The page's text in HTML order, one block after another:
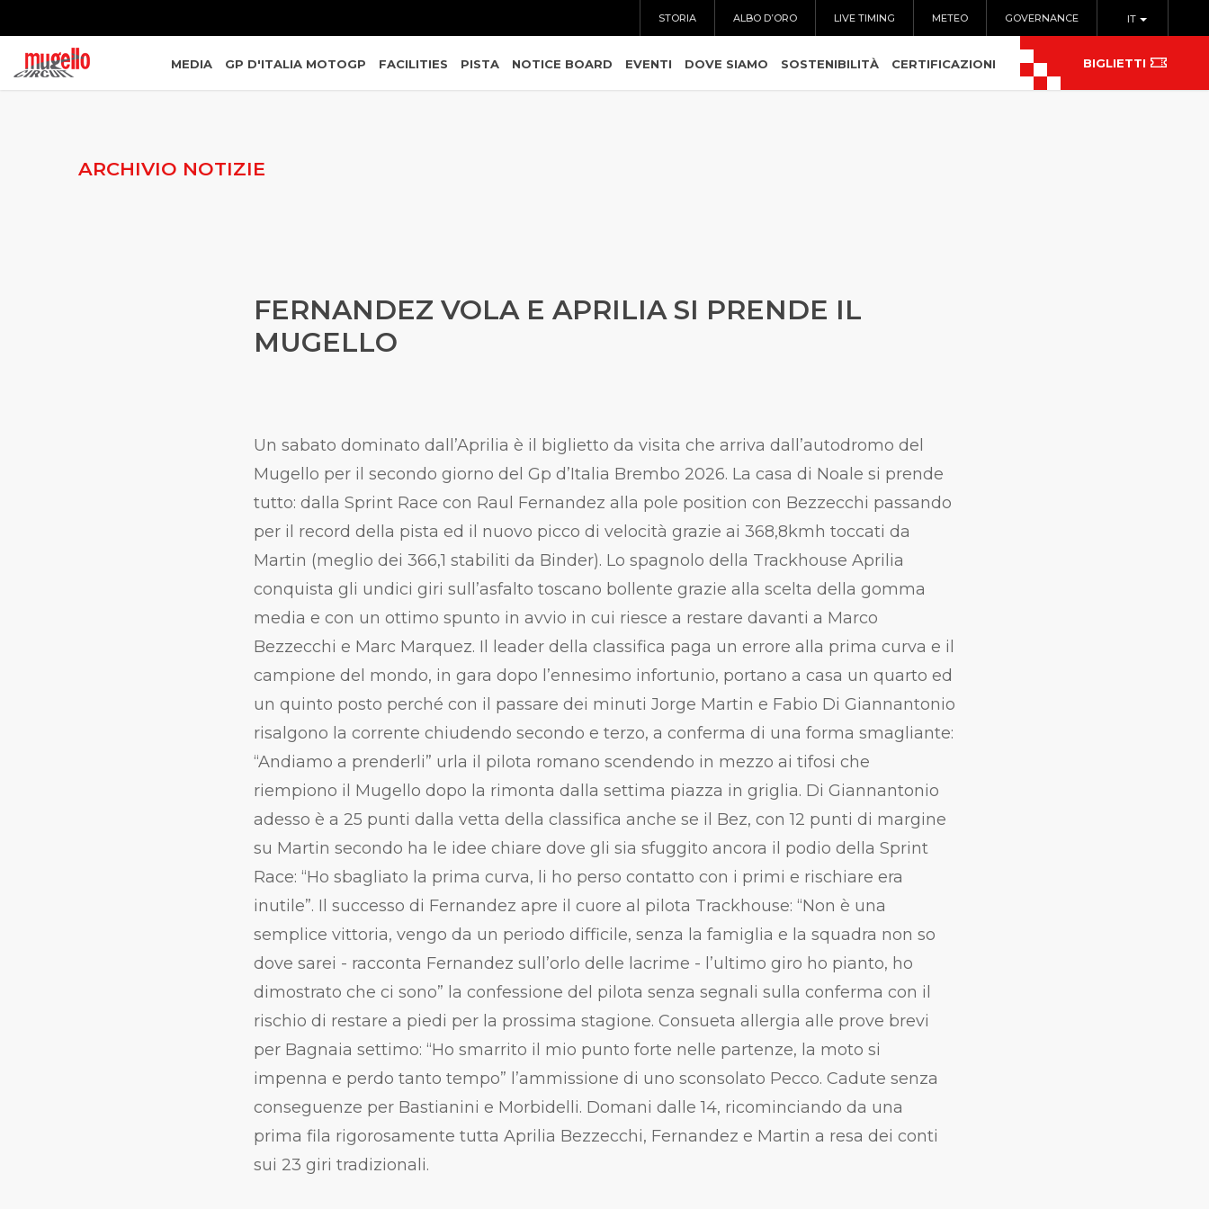
IT
STORIA ALBO D’ORO LIVE TIMING METEO GOVERNANCE
MEDIA GP D'ITALIA MOTOGP FACILITIES PISTA NOTICE BOARD EVENTI DOVE SIAMO SOSTENIBILITÀ CERTIFICAZIONI BIGLIETTI
ARCHIVIO NOTIZIE
FERNANDEZ VOLA E APRILIA SI PRENDE IL
MUGELLO
Un sabato dominato dall’Aprilia è il biglietto da visita che arriva dall’autodromo del
Mugello per il secondo giorno del Gp d’Italia Brembo 2026. La casa di Noale si prende
tutto: dalla Sprint Race con Raul Fernandez alla pole position con Bezzecchi passando
per il record della pista ed il nuovo picco di velocità grazie ai 368,8kmh toccati da
Martin (meglio dei 366,1 stabiliti da Binder). Lo spagnolo della Trackhouse Aprilia
conquista gli undici giri sull’asfalto toscano bollente grazie alla scelta della gomma
media e con un ottimo spunto in avvio in cui riesce a restare davanti a Marco
Bezzecchi e Marc Marquez. Il leader della classifica paga un errore alla prima curva e il
campione del mondo, in gara dopo l’ennesimo infortunio, portano a casa un quarto ed
un quinto posto perché con il passare dei minuti Jorge Martin e Fabio Di Giannantonio
risalgono la corrente chiudendo secondo e terzo, a conferma di una forma smagliante:
“Andiamo a prenderli” urla il pilota romano scendendo in mezzo ai tifosi che
riempiono il Mugello dopo la rimonta dalla settima piazza in griglia. Di Giannantonio
adesso è a 25 punti dalla vetta della classifica anche se il Bez, con 12 punti di margine
su Martin secondo ha le idee chiare dove gli sia sfuggito ancora il podio della Sprint
Race: “Ho sbagliato la prima curva, li ho perso contatto con i primi e rischiare era
inutile”. Il successo di Fernandez apre il cuore al pilota Trackhouse: “Non è una
semplice vittoria, vengo da un periodo difficile, senza la famiglia e la squadra non so
dove sarei - racconta Fernandez sull’orlo delle lacrime - l’ultimo giro ho pianto, ho
dimostrato che ci sono” la confessione del pilota senza segnali sulla conferma con il
rischio di restare a piedi per la prossima stagione. Consueta allergia alle prove brevi
per Bagnaia settimo: “Ho smarrito il mio punto forte nelle partenze, la moto si
impenna e perdo tanto tempo” l’ammissione di uno sconsolato Pecco. Cadute senza
conseguenze per Bastianini e Morbidelli. Domani dalle 14, ricominciando da una
prima fila rigorosamente tutta Aprilia Bezzecchi, Fernandez e Martin a resa dei conti
sui 23 giri tradizionali.